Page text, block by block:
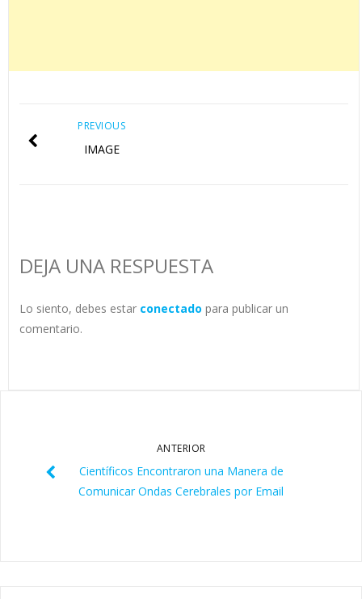
PREVIOUS
IMAGE
DEJA UNA RESPUESTA
Lo siento, debes estar conectado para publicar un
comentario.
ANTERIOR
Científicos Encontraron una Manera de
Comunicar Ondas Cerebrales por Email